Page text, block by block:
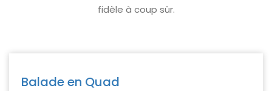
fidèle à coup sûr.
Balade en Quad